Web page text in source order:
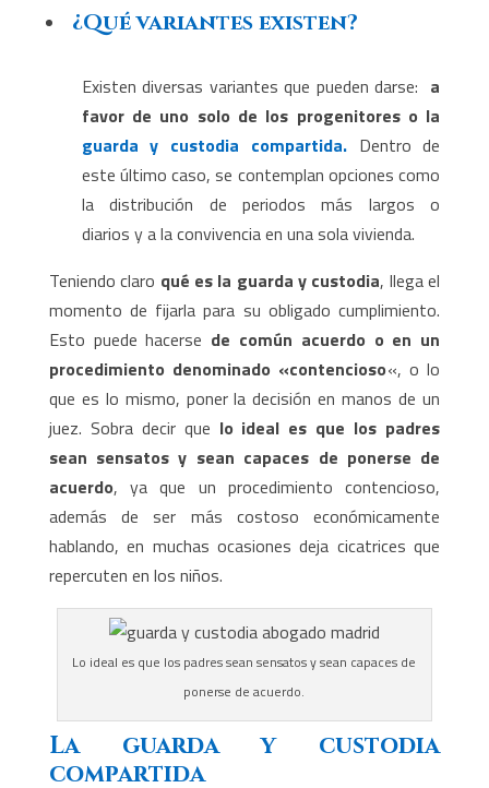
¿Qué variantes existen?
Existen diversas variantes que pueden darse: a
favor de uno solo de los progenitores o la
guarda y custodia compartida. Dentro de
este último caso, se contemplan opciones como
la distribución de periodos más largos o
diarios y a la convivencia en una sola vivienda.
Teniendo claro qué es la guarda y custodia, llega el
momento de fijarla para su obligado cumplimiento.
Esto puede hacerse de común acuerdo o en un
procedimiento denominado «contencioso«, o lo
que es lo mismo, poner la decisión en manos de un
juez. Sobra decir que lo ideal es que los padres
sean sensatos y sean capaces de ponerse de
acuerdo, ya que un procedimiento contencioso,
además de ser más costoso económicamente
hablando, en muchas ocasiones deja cicatrices que
repercuten en los niños.
Lo ideal es que los padres sean sensatos y sean capaces de
ponerse de acuerdo.
La guarda y custodia
compartida